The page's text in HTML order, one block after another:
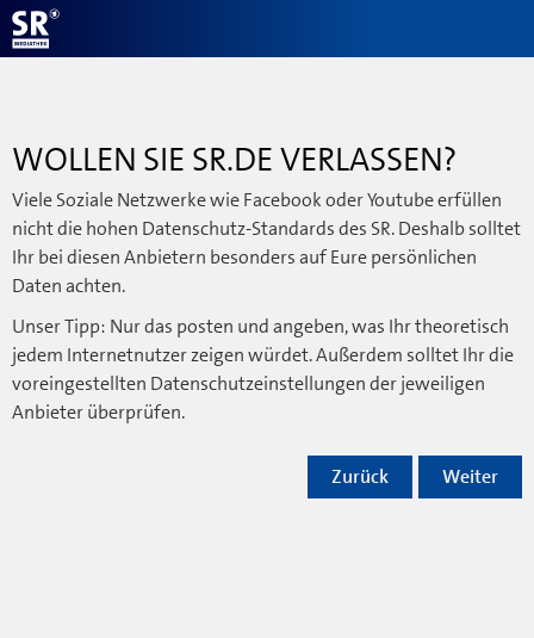
WOLLEN SIE SR.DE VERLASSEN?
Viele Soziale Netzwerke wie Facebook oder Youtube erfüllen
nicht die hohen Datenschutz-Standards des SR. Deshalb solltet
Ihr bei diesen Anbietern besonders auf Eure persönlichen
Daten achten.
Unser Tipp: Nur das posten und angeben, was Ihr theoretisch
jedem Internetnutzer zeigen würdet. Außerdem solltet Ihr die
voreingestellten Datenschutzeinstellungen der jeweiligen
Anbieter überprüfen.
Weiter
Zurück